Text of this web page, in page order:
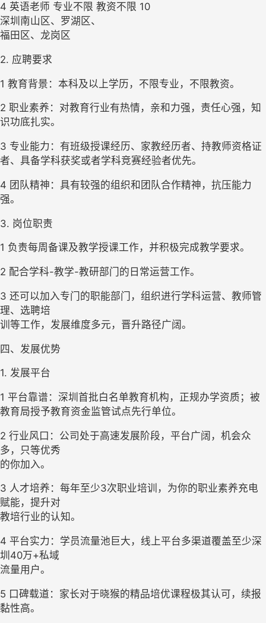
4 英语老师 专业不限 教资不限 10
深圳南山区、罗湖区、
福田区、龙岗区
2. 应聘要求
1 教育背景： 本科及以上学历， 不限专业 ， 不限教资。
2 职业素养：对教育行业有热情，亲和力强，责任心强，知
识功底扎实。
3 专业能力：有班级授课经历、家教经历者、持教师资格证
者、具备学科获奖或者学科竞赛经验者优先。
4 团队精神：具有较强的组织和团队合作精神，抗压能力
强。
3. 岗位职责
1 负责每周备课及教学授课工作，并积极完成教学要求。
2 配合学科-教学-教研部门的日常运营工作。
3 还可以加入专门的职能部门，组织进行学科运营、教师管
理、选聘培
训等工作，发展维度多元，晋升路径广阔。
四、发展优势
1. 发展平台
1 平台靠谱： 深圳首批白名单教育机构 ，正规办学资质；被
教育局授予教育资金监管试点先行单位。
2 行业风口：公司处于高速发展阶段，平台广阔，机会众
多，只等优秀
的你加入。
3 人才培养：每年至少3次职业培训，为你的职业素养充电
赋能，提升对
教培行业的认知。
4 平台实力：学员流量池巨大，线上平台多渠道覆盖至少深
圳40万+私域
流量用户。
5 口碑载道：家长对于晓猴的精品培优课程极其认可，续报
黏性高。